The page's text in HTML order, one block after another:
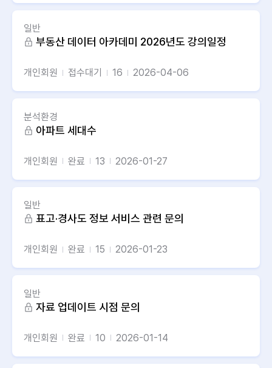
일반
부동산 데이터 아카데미 2026년도 강의일정
개인회원 접수대기 16 2026-04-06
분석환경
아파트 세대수
개인회원 완료 13 2026-01-27
일반
표고·경사도 정보 서비스 관련 문의
개인회원 완료 15 2026-01-23
일반
자료 업데이트 시점 문의
개인회원 완료 10 2026-01-14